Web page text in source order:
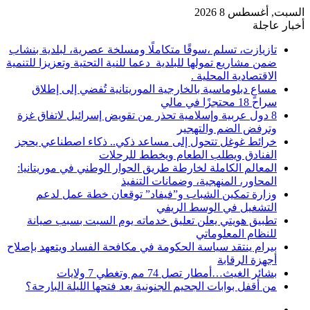
السبت, أغسطس 8 2026
أخبار عاجلة
تازيازت، تسلم ،سوقًا متكاملًا ومسلخة عصرية، لبلدية بنشاب
ضمن مشاريع تمولها للبلدية دعما للنية التحتية وتعزيزا للتنمية
الاقتصادية المحلية .
مساعٍ دبلوماسية بالخارجية الموريتانية تُفضي إلى إطلاق
سراح 18 محتجزًا في مالي
8 دول عربية وإسلامية تحذر من تقويض إسرائيل لاتفاق غزة
وترفض الضم والتهجير
خرائط غوغل تتحول إلى مساعد ذكي.. ذكاء اصطناعي يحجز
الفنادق ويطلب الطعام ويخطط للرحلات
المعالم الكاملة لخارطة طريق الحوار الوطني في موريتانيا:
المحاور، المنهجية، وضمانات التنفيذ
وزارة تمكين الشباب و”فيفاد” توقعان خطة عمل لدعم
التشغيل في الوسط الريفي
تطبيق هويتي يعلن تعليق خدماته يوم السبت بسبب صيانة
للنظام المعلوماتي
بيرام ينتقد سياسة الحكومة في مكافحة الفساد ويتعهد بإصلاح
أجهزة الرقابة
بشائر الغيث…أمطار تصل 74 مم وتغطي 7 ولايات
من أقفل بوابات الجحيم الجنونية بعد فتحها الليلة البارحة؟